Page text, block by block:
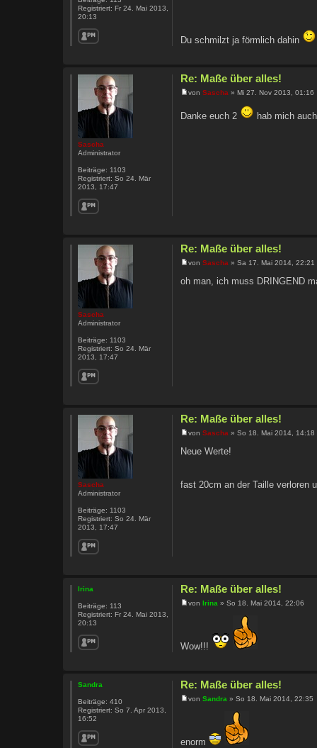
Du schmilzt ja förmlich dahin
Registriert: Fr 24. Mai 2013,
20:13
Re: Maße über alles!
vonSascha » Mi 27. Nov 2013, 01:16
Danke euch 2 hab mich
Sascha
Administrator
Beiträge: 1103
Registriert: So 24. Mär
2013, 17:47
Re: Maße über alles!
vonSascha » Sa 17. Mai 2014, 22:21
oh man, ich muss DRINGEND
Sascha
Administrator
Beiträge: 1103
Registriert: So 24. Mär
2013, 17:47
Re: Maße über alles!
vonSascha » So 18. Mai 2014, 14:18
Neue Werte!
fast 20cm an der Taille verloren
Sascha
Administrator
Beiträge: 1103
Registriert: So 24. Mär
2013, 17:47
Re: Maße über alles!
vonIrina » So 18. Mai 2014, 22:06
Wow!!!
Irina
Beiträge: 113
Registriert: Fr 24. Mai 2013,
20:13
Re: Maße über alles!
vonSandra » So 18. Mai 2014, 22:35
enorm
Sandra
Beiträge: 410
Registriert: So 7. Apr 2013,
16:52